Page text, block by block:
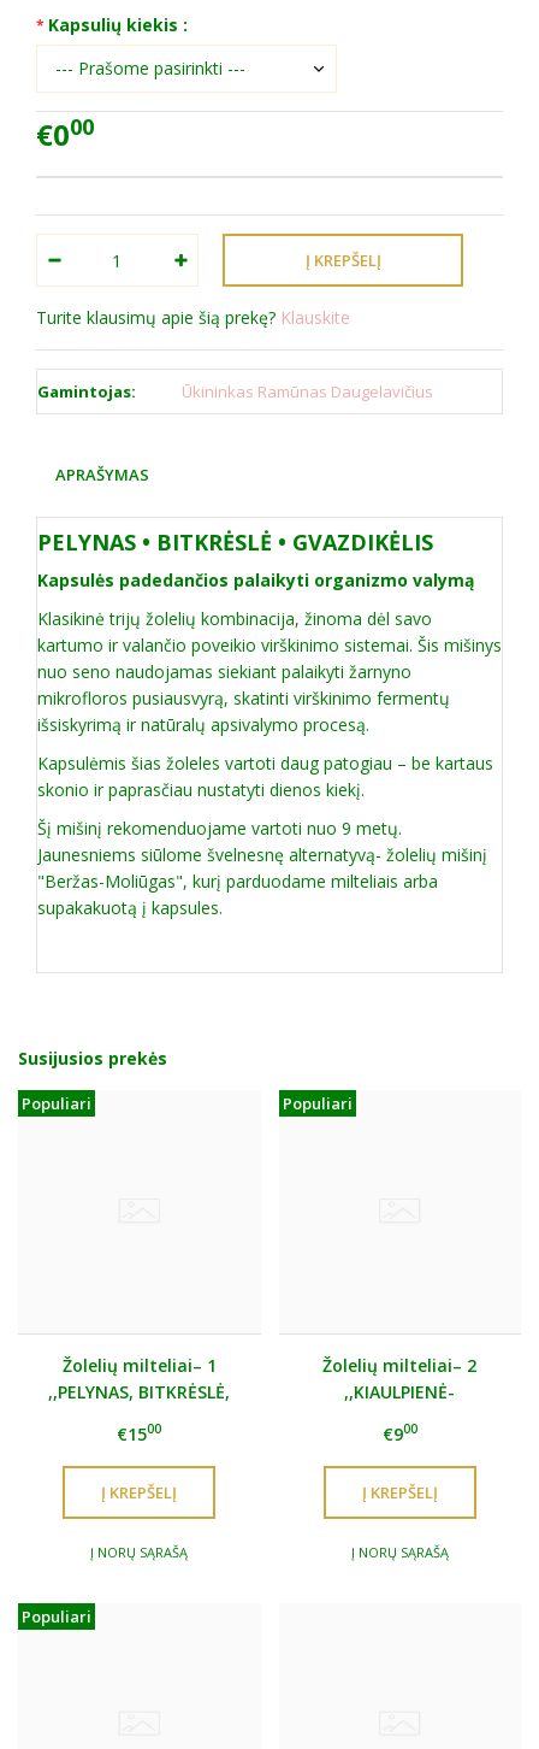
Kapsulių kiekis :
€000
Turite klausimų apie šią prekę? Klauskite
Gamintojas: Ūkininkas Ramūnas Daugelavičius
APRAŠYMAS
PELYNAS • BITKRĖSLĖ • GVAZDIKĖLIS
Kapsulės padedančios palaikyti organizmo valymą
Klasikinė trijų žolelių kombinacija, žinoma dėl savo
kartumo ir valančio poveikio virškinimo sistemai. Šis mišinys
nuo seno naudojamas siekiant palaikyti žarnyno
mikrofloros pusiausvyrą, skatinti virškinimo fermentų
išsiskyrimą ir natūralų apsivalymo procesą.
Kapsulėmis šias žoleles vartoti daug patogiau – be kartaus
skonio ir paprasčiau nustatyti dienos kiekį.
Šį mišinį rekomenduojame vartoti nuo 9 metų.
Jaunesniems siūlome švelnesnę alternatyvą- žolelių mišinį
"Beržas-Moliūgas", kurį parduodame milteliais arba
supakakuotą į kapsules.
Susijusios prekės
Populiari
Žolelių milteliai– 1
,,PELYNAS, BITKRĖSLĖ,
€1500
Į NORŲ SĄRAŠĄ
Populiari
Žolelių milteliai– 2
,,KIAULPIENĖ-
€900
Į NORŲ SĄRAŠĄ
Populiari